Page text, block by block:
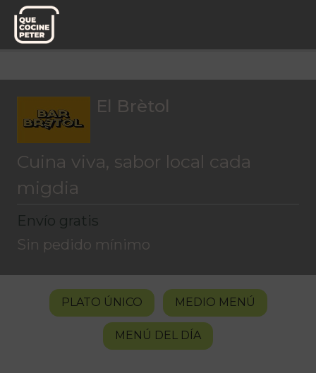
Menú del día
El Brètol
Cuina viva, sabor local cada
migdia
Envío gratis
Sin pedido mínimo
PLATO ÚNICO MEDIO MENÚ
MENÚ DEL DÍA